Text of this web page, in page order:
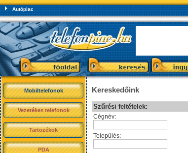
Autópiac
Mobiltelefonok
Vezetékes telefonok
Tartozékok
PDA
Kereskedőink
Szűrési feltételek:
Cégnév:
Település: